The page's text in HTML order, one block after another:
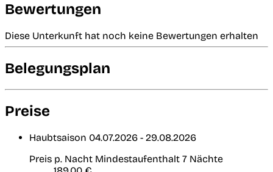
Bewertungen
Diese Unterkunft hat noch keine Bewertungen erhalten
Belegungsplan
Preise
Haubtsaison 04.07.2026 - 29.08.2026
Preis p. Nacht Mindestaufenthalt 7 Nächte